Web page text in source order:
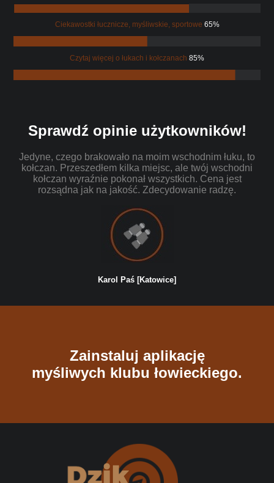
Ciekawostki łucznicze, myśliwskie, sportowe 65%
Czytaj więcej o łukach i kołczanach 85%
Sprawdź opinie użytkowników!
Jedyne, czego brakowało na moim wschodnim łuku, to
kołczan. Przeszedłem kilka miejsc, ale twój wschodni
kołczan wyraźnie pokonał wszystkich. Cena jest
rozsądna jak na jakość. Zdecydowanie radzę.
Karol Paś [Katowice]
Zainstaluj aplikację
myśliwych klubu łowieckiego.